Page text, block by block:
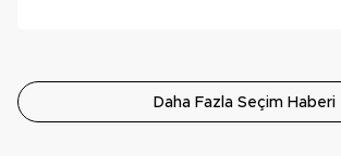
Daha Fazla Seçim Haberi